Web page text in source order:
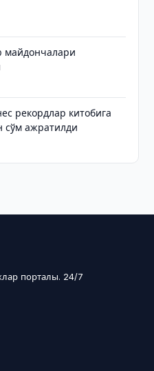
майдончалари
рекордлар китобига
сўм ажратилди
порталы. 24/7